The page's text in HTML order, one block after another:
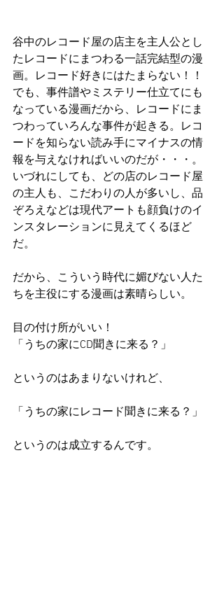
谷中のレコード屋の店主を主人公とし
たレコードにまつわる一話完結型の漫
画。レコード好きにはたまらない！！
でも、事件譜やミステリー仕立てにも
なっている漫画だから、レコードにま
つわっていろんな事件が起きる。レコ
ードを知らない読み手にマイナスの情
報を与えなければいいのだが・・・。
いづれにしても、どの店のレコード屋
の主人も、こだわりの人が多いし、品
ぞろえなどは現代アートも顔負けのイ
ンスタレーションに見えてくるほど
だ。
だから、こういう時代に媚びない人た
ちを主役にする漫画は素晴らしい。
目の付け所がいい！
「うちの家にCD聞きに来る？」
というのはあまりないけれど、
「うちの家にレコード聞きに来る？」
というのは成立するんです。